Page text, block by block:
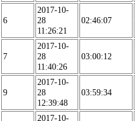
6
2017-10-
28
11:26:21
02:46:07
7
2017-10-
28
11:40:26
03:00:12
9
2017-10-
28
12:39:48
03:59:34
2017-10-